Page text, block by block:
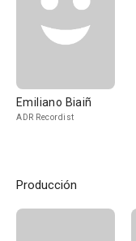
Emiliano Biaiñ
ADR Recordist
Producción